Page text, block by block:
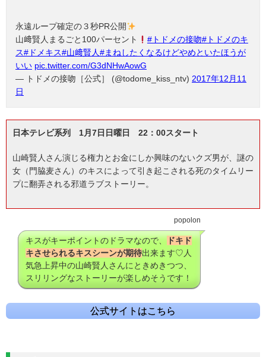
永遠ループ確定の３秒PR公開
山﨑賢人まるごと100パーセント
#トドメの接吻#トドメのキ
ス#ドメキス#山﨑賢人#まねしたくなるけどやめといたほうが
いい pic.twitter.com/G3dNHwAowG
— トドメの接吻［公式］ (@todome_kiss_ntv) 2017年12月11
日
日本テレビ系列 1月7日日曜日 22：00スタート
山崎賢人さん演じる権力とお金にしか興味のないクズ男が、謎の
女（門脇麦さん）のキスによって引き起こされる死のタイムリー
プに翻弄される邪道ラブストーリー。
popolon
キスがキーポイントのドラマなので、 ドキド
キさせられるキスシーンが期待出来ます♡人
気急上昇中の山崎賢人さんにときめきつつ、
スリリングなストーリーが楽しめそうです！
公式サイトはこちら